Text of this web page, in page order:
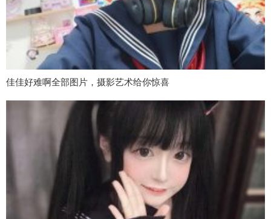
佳佳好难啊全部图片，摄影艺术给你惊喜